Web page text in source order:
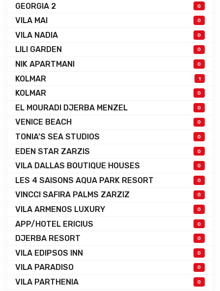
GEORGIA 2 0
VILA MAI 0
VILA NADIA 0
LILI GARDEN 0
NIK APARTMANI 0
KOLMAR 1
KOLMAR 0
EL MOURADI DJERBA MENZEL 0
VENICE BEACH 0
TONIA’S SEA STUDIOS 0
EDEN STAR ZARZIS 0
VILA DALLAS BOUTIQUE HOUSES 0
LES 4 SAISONS AQUA PARK RESORT 0
VINCCI SAFIRA PALMS ZARZIZ 0
VILA ARMENOS LUXURY 0
APP/HOTEL ERICIUS 0
DJERBA RESORT 0
VILA EDIPSOS INN 0
VILA PARADISO 0
VILA PARTHENIA 0